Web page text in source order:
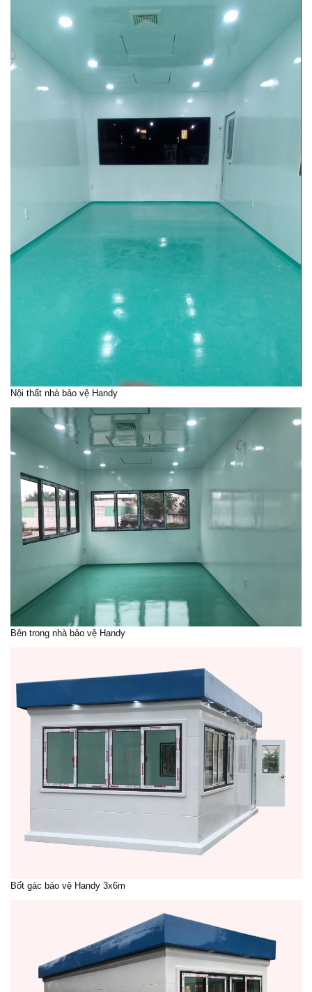
Nội thất nhà bảo vệ Handy
Bên trong nhà bảo vệ Handy
Bốt gác bảo vệ Handy 3x6m